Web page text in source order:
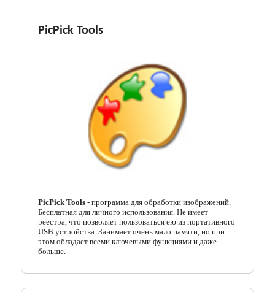
PicPick Tools
PicPick Tools- программа для обработки изображений.
Бесплатная для личного использования. Не имеет
реестра, что позволяет пользоваться ею из портативного
USB устройства. Занимает очень мало памяти, но при
этом обладает всеми ключевыми функциями и даже
больше.